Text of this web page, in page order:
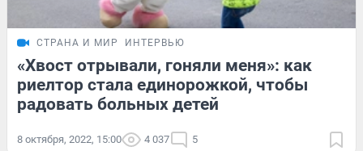
СТРАНА И МИР ИНТЕРВЬЮ
«Хвост отрывали, гоняли меня»: как
риелтор стала единорожкой, чтобы
радовать больных детей
8 октября, 2022, 15:00 4 037 5